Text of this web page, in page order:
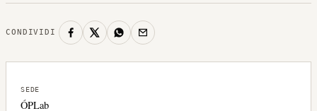
CONDIVIDI
SEDE
ÓPLab